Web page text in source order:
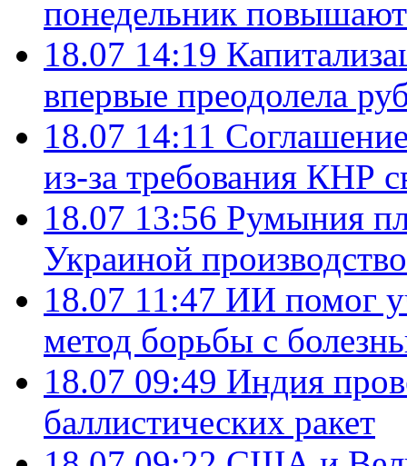
понедельник
18.07 14:19
впервые преодолела
18.07 14:11
из-за требования КНР
18.07 13:56 Румыния
Украиной
18.07 11:47 ИИ помог
метод борьбы с
18.07 09:49 Индия
баллистических ракет